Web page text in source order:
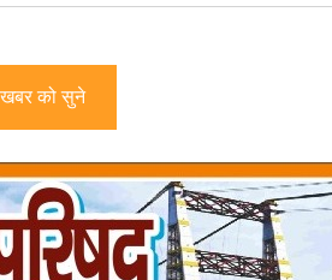
को सुने